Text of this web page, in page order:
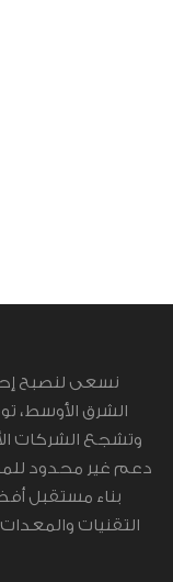
نسعى لنصبح
الشرق الأوسط،
وتشجع الشركات
دعم غير محدود
بناء مستقبل
التقنيات